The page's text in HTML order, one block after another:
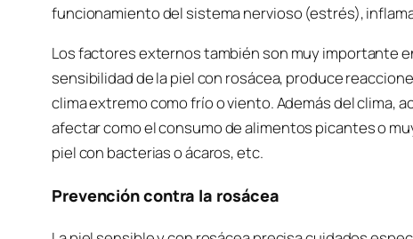
funcionamiento del sistema nervioso (estrés),
Los factores externos también son muy importante
sensibilidad de la piel con rosácea, produce
clima extremo como frío o viento. Además del
afectar como el consumo de alimentos picantes o
piel con bacterias o ácaros, etc.
Prevención contra la rosácea